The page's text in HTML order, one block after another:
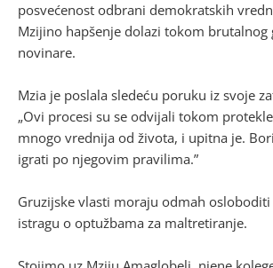
posvećenost odbrani demokratskih
Mzijino hapšenje dolazi tokom brutalnog
novinare.
Mzia je poslala sledeću poruku iz svoje
„Ovi procesi su se odvijali tokom
mnogo vrednija od života, i upitna je.
igrati po njegovim pravilima.”
Gruzijske vlasti moraju odmah
istragu o optužbama za maltretiranje.